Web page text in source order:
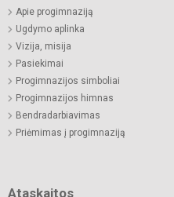
Apie progimnaziją
Ugdymo aplinka
Vizija, misija
Pasiekimai
Progimnazijos simboliai
Progimnazijos himnas
Bendradarbiavimas
Priėmimas į progimnaziją
Ataskaitos